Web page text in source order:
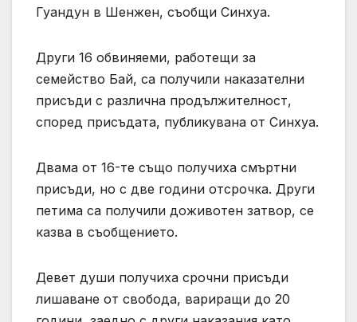
Гуандун в Шенжен, съобщи Синхуа.
Други 16 обвиняеми, работещи за
семейство Бай, са получили наказателни
присъди с различна продължителност,
според присъдата, публикувана от Синхуа.
Двама от 16-те също получиха смъртни
присъди, но с две години отсрочка. Други
петима са получили доживотен затвор, се
казва в съобщението.
Девет души получиха срочни присъди
лишаване от свобода, вариращи до 20